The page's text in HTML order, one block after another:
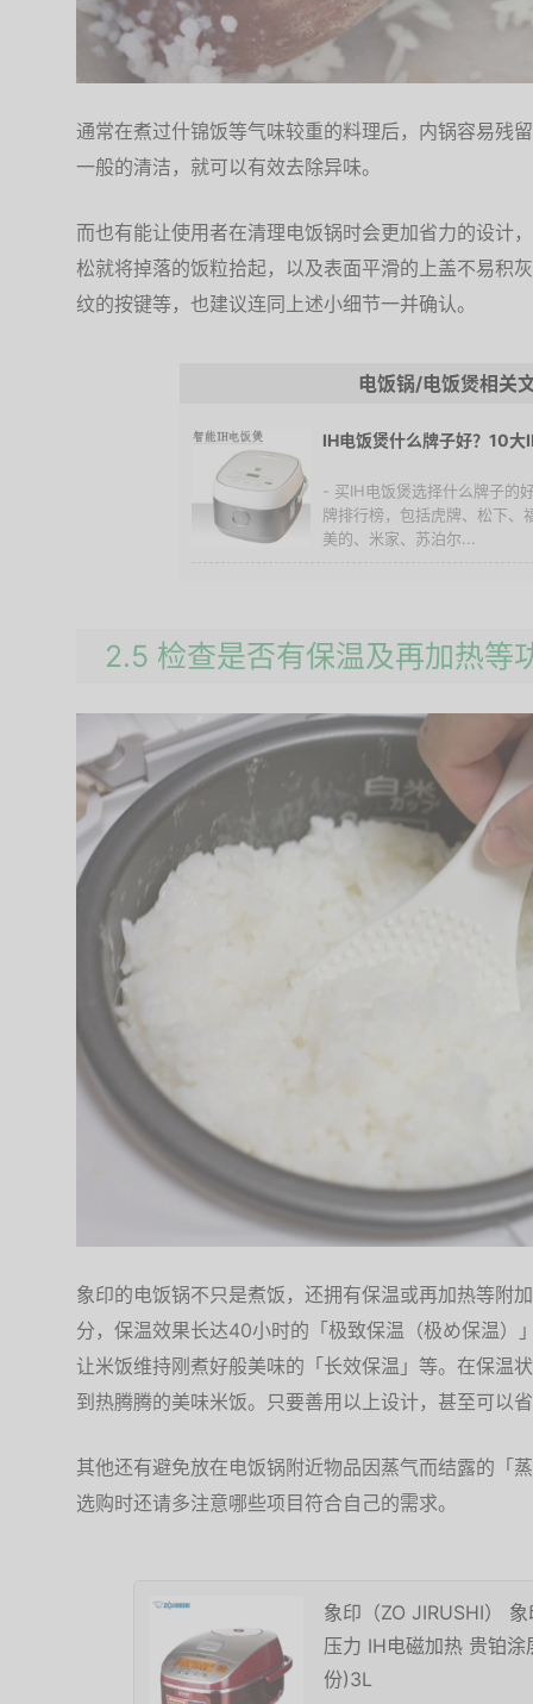
通常在煮过什锦饭等气味较重的料理后，内锅容易残
一般的清洁，就可以有效去除异味。
而也有能让使用者在清理电饭锅时会更加省力的设计
松就将掉落的饭粒拾起，以及表面平滑的上盖不易积
纹的按键等，也建议连同上述小细节一并确认。
电饭锅/电饭煲相关
IH电饭煲什么牌子好？10大
- 买IH电饭煲选择什么牌子的
牌排行榜，包括虎牌、松下、
美的、米家、苏泊尔...
2.5 检查是否有保温及再加热等
象印的电饭锅不只是煮饭，还拥有保温或再加热等附
分，保温效果长达40小时的「极致保温（极め保温）
让米饭维持刚煮好般美味的「长效保温」等。在保温
到热腾腾的美味米饭。只要善用以上设计，甚至可以
其他还有避免放在电饭锅附近物品因蒸气而结露的「
选购时还请多注意哪些项目符合自己的需求。
象印（ZO JIRUSHI）
压力 IH电磁加热 贵铂
份)3L